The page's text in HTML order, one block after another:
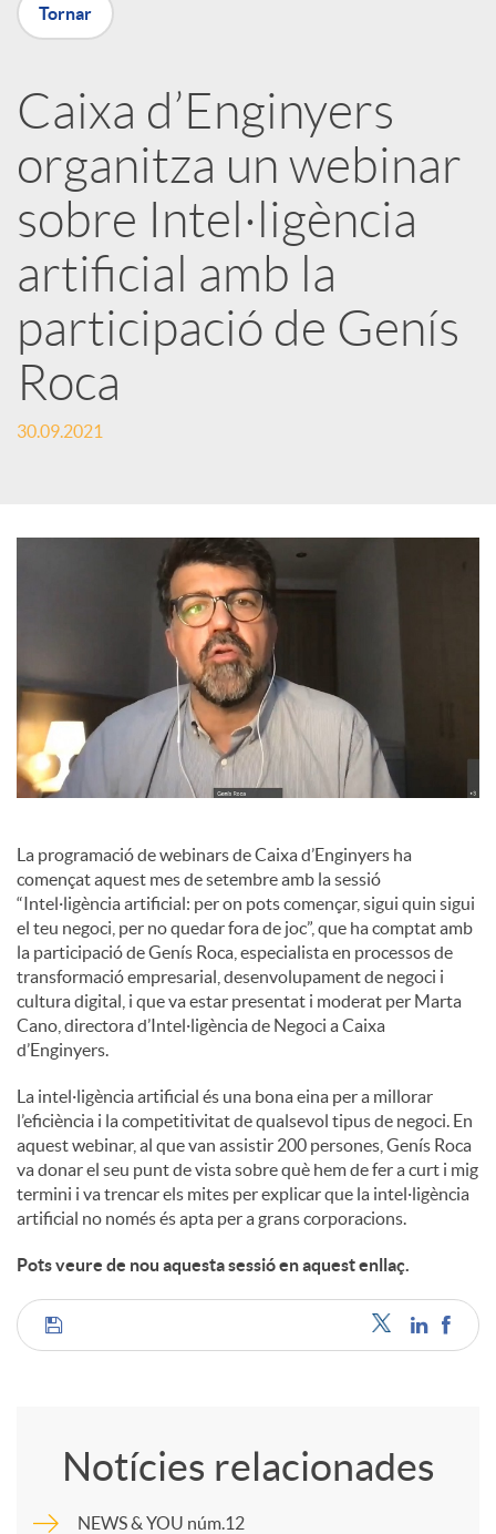
X
a
r
x
e
s
o
i
a
l
s
Tornar
Caixa d’Enginyers
organitza un webinar
sobre Intel·ligència
artificial amb la
participació de Genís
Roca
30.09.2021
La programació de webinars de Caixa d’Enginyers ha
començat aquest mes de setembre amb la sessió
“Intel·ligència artificial: per on pots començar, sigui quin sigui
el teu negoci, per no quedar fora de joc”, que ha comptat amb
la participació de Genís Roca, especialista en processos de
transformació empresarial, desenvolupament de negoci i
cultura digital, i que va estar presentat i moderat per Marta
Cano, directora d’Intel·ligència de Negoci a Caixa
d’Enginyers.
La intel·ligència artificial és una bona eina per a millorar
l’eficiència i la competitivitat de qualsevol tipus de negoci. En
aquest webinar, al que van assistir 200 persones, Genís Roca
va donar el seu punt de vista sobre què hem de fer a curt i mig
termini i va trencar els mites per explicar que la intel·ligència
artificial no només és apta per a grans corporacions.
Pots veure de nou aquesta sessió en aquest enllaç.
C
Notícies relacionades
NEWS & YOU núm.12